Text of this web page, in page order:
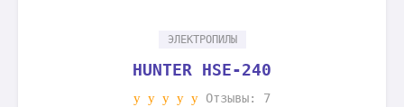
ЭЛЕКТРОПИЛЫ
HUNTER HSE-240
Отзывы: 7